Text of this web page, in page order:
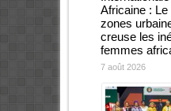
Africaine :
zones
creuse les
femmes
7 août 2026